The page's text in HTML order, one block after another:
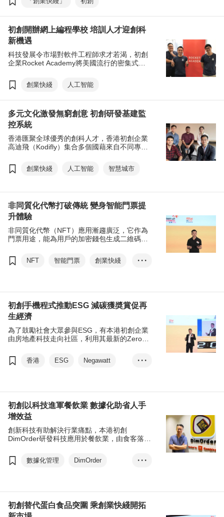
初創開辦網上編程學校 培訓人才迎創科
新機遇
科技發展令市場對軟件工程師求才若渴，初創
企業Rocket Academy將美國流行的密集式編
軟件工程人才，今年在港開設分校。
創業快綫 人工智能
多元文化激發無窮創意 初創研發基建監
控系統
香港匯聚全球優秀的創科人才，香港初創企業
高迪飛（Kodifly）集合多個國藉來自不同專業
智能基礎設施監測技術，助城市加快智慧化轉
型。
創業快綫 人工智能 智慧城市
非同質化代幣打破傳統 變身智能門票提
升體驗
非同質化代幣（NFT）應用漸趨廣泛，它作為
門票用途，能為用戶的加密錢包生成二維碼，
也可加入特色活動提升客戶體驗。
NFT 智能門票
創業快綫
• • •
初創手機程式推動ESG 減碳獲奬賞促再
生經濟
為了鼓勵社會大眾參與ESG，有本港初創企業
由房地產科技走向社區，利用其最新的Zero2
動，以換取商戶回贈，推動再生經濟。
香港 ESG
Negawatt
人工智能物聯網
Zero2
• • •
初創以科技進軍餐飲業 數據化助省人手
增效益
創新科技有助解決行業痛點，本港初創
DimOrder研發科技應用於餐飲業，由食客落單
全，讓餐廳實行數據化管理，提升營運效率。
數據化管理
DimOrder
大眾點評
初創
• • •
初創替代蛋白食品突圍 乘創業快綫開拓